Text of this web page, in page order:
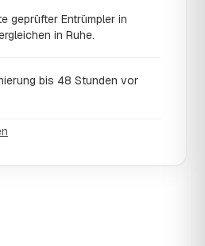
geprüfter Entrümpler in
in Ruhe.
bis 48 Stunden vor